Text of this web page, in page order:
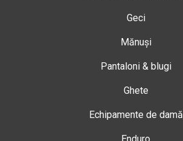
Geci
Mănuși
Pantaloni & blugi
Ghete
Echipamente de damă